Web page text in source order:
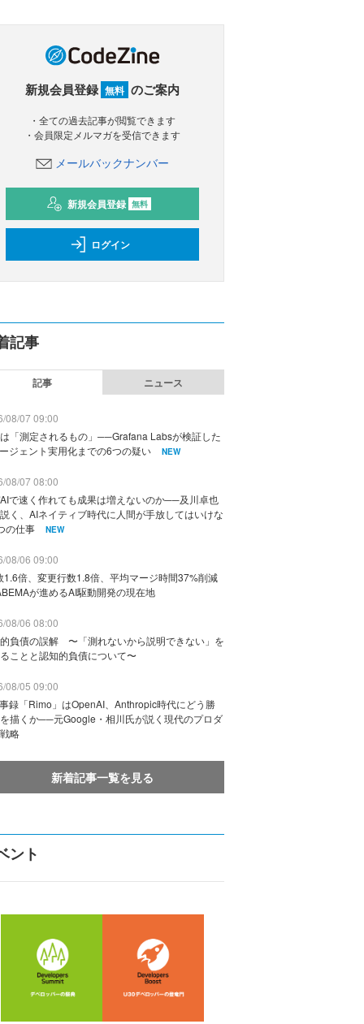
新規会員登録 無料 のご案内
・全ての過去記事が閲覧できます
・会員限定メルマガを受信できます
メールバックナンバー
新規会員登録 無料
ログイン
記事
記事 ニュース
08/07 09:00
「測定されるもの」──Grafana Labsが検証した
ジェント実用化までの6つの疑い
NEW
08/07 08:00
で速く作れても成果は増えないのか──及川卓也
く、AIネイティブ時代に人間が手放してはいけな
の仕事
NEW
08/06 09:00
1.6倍、変更行数1.8倍、平均マージ時間37%削減
が進めるAI駆動開発の現在地
08/06 08:00
負債の誤解 〜「測れないから説明できない」を
ことと認知的負債について〜
08/05 09:00
録「Rimo」はOpenAI、Anthropic時代にどう勝
描くか──元Google・相川氏が説く現代のプロダ
略
新着記事一覧を見る
ント